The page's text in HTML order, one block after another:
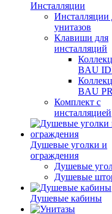
Инсталляции
Инсталляции
унитазов
Клавиши для
инсталляций
BAU
BAU
Комплект с
инсталляцией
Душевые уголки и
ограждения
Душевые
Душевые
Душевые кабины